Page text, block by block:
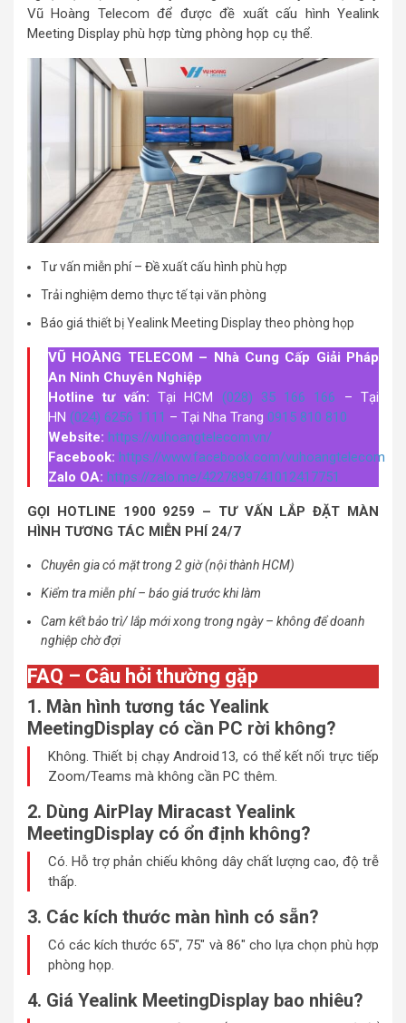
Vũ Hoàng Telecom để được đề xuất cấu hình Yealink
Meeting Display phù hợp từng phòng họp cụ thể.
Tư vấn miễn phí – Đề xuất cấu hình phù hợp
Trải nghiệm demo thực tế tại văn phòng
Báo giá thiết bị Yealink Meeting Display theo phòng họp
VŨ HOÀNG TELECOM – Nhà Cung Cấp Giải Pháp
An Ninh Chuyên Nghiệp
Hotline tư vấn: Tại HCM (028) 35 166 166 – Tại
HN (024) 6256 1111 – Tại Nha Trang 0915 810 810
Website: https://vuhoangtelecom.vn/
Facebook: https://www.facebook.com/vuhoangtelecom
Zalo OA: https://zalo.me/4227899741012417751
GỌI HOTLINE 1900 9259 – TƯ VẤN LẮP ĐẶT MÀN
HÌNH TƯƠNG TÁC MIỄN PHÍ 24/7
Chuyên gia có mặt trong 2 giờ (nội thành HCM)
Kiểm tra miễn phí – báo giá trước khi làm
Cam kết bảo trì/ lắp mới xong trong ngày – không để doanh
nghiệp chờ đợi
FAQ – Câu hỏi thường gặp
1. Màn hình tương tác Yealink
MeetingDisplay có cần PC rời không?
Không. Thiết bị chạy Android 13, có thể kết nối trực tiếp
Zoom/Teams mà không cần PC thêm.
2. Dùng AirPlay Miracast Yealink
MeetingDisplay có ổn định không?
Có. Hỗ trợ phản chiếu không dây chất lượng cao, độ trễ
thấp.
3. Các kích thước màn hình có sẵn?
Có các kích thước 65″, 75″ và 86″ cho lựa chọn phù hợp
phòng họp.
4. Giá Yealink MeetingDisplay bao nhiêu?